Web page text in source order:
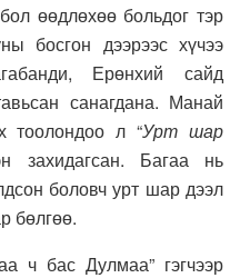
өөдлөхөө больдог тэр
босгон дээрээс хүчээ
Ерөнхий сайд
санагдана. Манай
тоолондоо л “Урт шар
захидагсан. Багаа нь
боловч урт шар дээл
бөлгөө.
ч бас Дулмаа” гэгчээр